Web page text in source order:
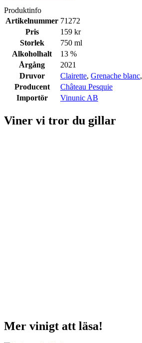
Produktinfo
Artikelnummer 71272
Pris
159 kr
Storlek
750 ml
Alkoholhalt
13 %
Årgång
2021
Druvor
Clairette, Grenache blanc,
Producent
Château Pesquie
Importör
Vinunic AB
Viner vi tror du gillar
Mer vinigt att läsa!